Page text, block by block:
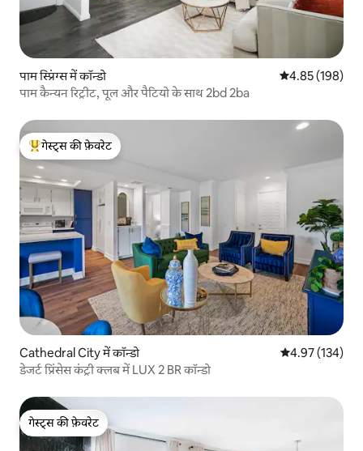
पाम स्प्रिंग्स में कॉन्डो औसत रेटिंग 5 में से
4.85 (198)
पाम कैन्यन रिट्रीट, पूल और पैटियो के साथ 2bd 2ba
गेस्ट्स का टॉप फ़ेवरेट
गेस्ट्स की फ़ेवरेट
Cathedral City में कॉन्डो औसत रेटिंग 5 में से
4.97 (134)
डेजर्ट प्रिंसेस कंट्री क्लब में LUX 2 BR कॉन्डो
गेस्ट्स की फ़ेवरेट
गेस्ट्स की फ़ेवरेट